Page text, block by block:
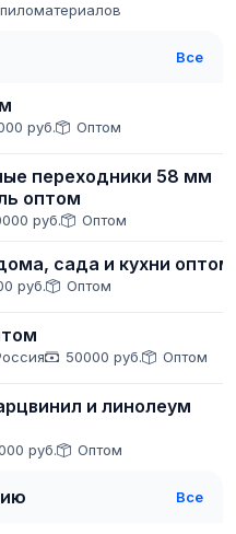
Все
руб. Оптом
переходники 58 мм
оптом
руб. Оптом
сада и кухни оптом
руб. Оптом
50000 руб. Оптом
и линолеум
руб. Оптом
Все